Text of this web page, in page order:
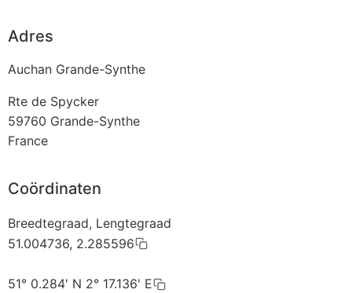
Adres
Auchan Grande-Synthe
Rte de Spycker
59760 Grande-Synthe
France
Coördinaten
Breedtegraad, Lengtegraad
51.004736, 2.285596
51° 0.284' N 2° 17.136' E